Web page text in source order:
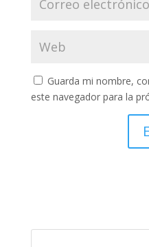
Guarda mi nombre,
este navegador para la